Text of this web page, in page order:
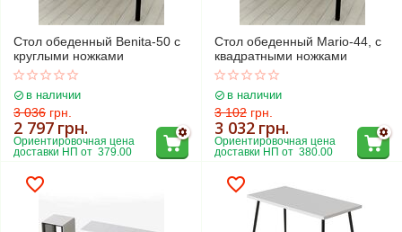
Cтол обеденный Benita-50 с
круглыми ножками
в наличии
3 036 грн.
2 797 грн.
Ориентировочная цена
доставки НП от  379.00
Cтол обеденный Mario-44, с
квадратными ножками
в наличии
3 102 грн.
3 032 грн.
Ориентировочная цена
доставки НП от  380.00